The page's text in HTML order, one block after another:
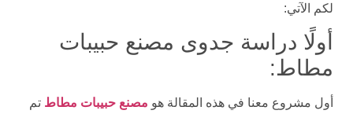
لكم الآتي:
أولًا دراسة جدوى مصنع حبيبات
مطاط:
أول مشروع معنا في هذه المقالة هو مصنع حبيبات مطاط تم